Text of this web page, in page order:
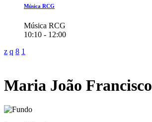
Música RCG
Música RCG
10:10 - 12:00
Maria João Francisco